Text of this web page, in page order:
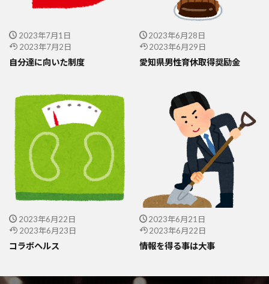
2023年7月1日
2023年7月2日
自分達に向いた制度
2023年6月28日
2023年6月29日
愛知県男性育休取得奨励金
2023年6月22日
2023年6月23日
コラボヘルス
2023年6月21日
2023年6月22日
情報を得る事は大事